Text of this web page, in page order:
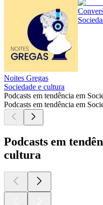
Noites Gregas
Sociedade e cultura
Podcasts em tendência em
Podcasts em tendência em
Podcasts em
cultura